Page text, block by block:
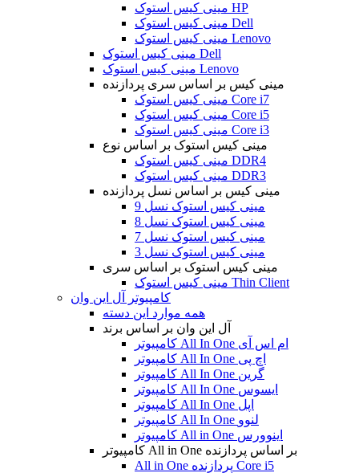
مینی کیس استوک HP
مینی کیس استوک Dell
مینی کیس استوک Lenovo
مینی کیس استوک Dell
مینی کیس استوک Lenovo
مینی کیس بر اساس سری پردازنده
مینی کیس استوک Core i7
مینی کیس استوک Core i5
مینی کیس استوک Core i3
مینی کیس استوک بر اساس نوع
مینی کیس استوک DDR4
مینی کیس استوک DDR3
مینی کیس بر اساس نسل پردازنده
مینی کیس استوک نسل 9
مینی کیس استوک نسل 8
مینی کیس استوک نسل 7
مینی کیس استوک نسل 3
مینی کیس استوک بر اساس سری
مینی کیس استوک Thin Client
کامپیوتر آل این وان
همه موارد این دسته
آل این وان بر اساس برند
کامپیوتر All In One ام اس آی
کامپیوتر All In One اچ پی
کامپیوتر All In One گرین
کامپیوتر All In One ایسوس
کامپیوتر All In One اپل
کامپیوتر All In One لنوو
کامپیوتر All in One اینوورس
کامپیوتر All in One بر اساس پردازنده
All in One پردازنده Core i5